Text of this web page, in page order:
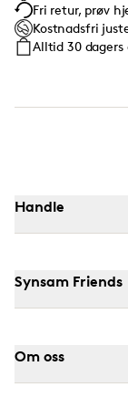
Fri retur, prøv
Kostnadsfri
Alltid 30
Handle
Synsam Friends
Om oss